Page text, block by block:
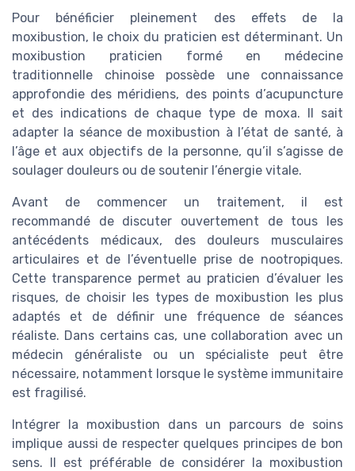
Pour bénéficier pleinement des effets de la
moxibustion, le choix du praticien est déterminant. Un
moxibustion praticien formé en médecine
traditionnelle chinoise possède une connaissance
approfondie des méridiens, des points d’acupuncture
et des indications de chaque type de moxa. Il sait
adapter la séance de moxibustion à l’état de santé, à
l’âge et aux objectifs de la personne, qu’il s’agisse de
soulager douleurs ou de soutenir l’énergie vitale.
Avant de commencer un traitement, il est
recommandé de discuter ouvertement de tous les
antécédents médicaux, des douleurs musculaires
articulaires et de l’éventuelle prise de nootropiques.
Cette transparence permet au praticien d’évaluer les
risques, de choisir les types de moxibustion les plus
adaptés et de définir une fréquence de séances
réaliste. Dans certains cas, une collaboration avec un
médecin généraliste ou un spécialiste peut être
nécessaire, notamment lorsque le système immunitaire
est fragilisé.
Intégrer la moxibustion dans un parcours de soins
implique aussi de respecter quelques principes de bon
sens. Il est préférable de considérer la moxibustion